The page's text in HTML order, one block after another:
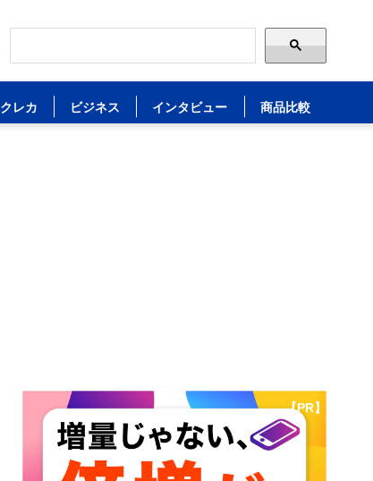
クレカ ビジネス インタビュー 商品比較
【PR】